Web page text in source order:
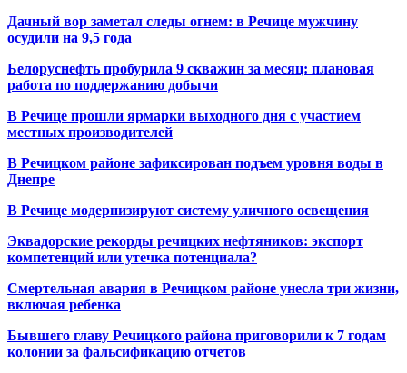
Дачный вор заметал следы огнем: в Речице мужчину
осудили на 9,5 года
Белоруснефть пробурила 9 скважин за месяц: плановая
работа по поддержанию добычи
В Речице прошли ярмарки выходного дня с участием
местных производителей
В Речицком районе зафиксирован подъем уровня воды в
Днепре
В Речице модернизируют систему уличного освещения
Эквадорские рекорды речицких нефтяников: экспорт
компетенций или утечка потенциала?
Смертельная авария в Речицком районе унесла три жизни,
включая ребенка
Бывшего главу Речицкого района приговорили к 7 годам
колонии за фальсификацию отчетов